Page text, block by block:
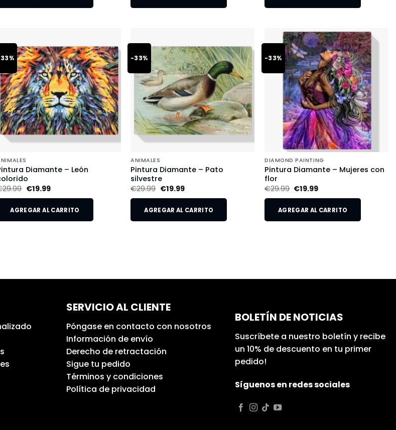
Diamante – León
29.99 €19.99
AGREGAR AL CARRITO
-33%
ANIMALES
Pintura Diamante – Pato
silvestre
€29.99 €19.99
AGREGAR AL CARRITO
-33%
DIAMOND PAINTING
Pintura Diamante – Mujeres con
flor
€29.99 €19.99
AGREGAR AL CARRITO
SERVICIO AL CLIENTE
Póngase en contacto con nosotros
Información de envío
Derecho de retractación
Sigue tu pedido
Términos y condiciones
Política de privacidad
BOLETÍN DE NOTICIAS
Suscríbete a nuestro boletín y recibe
un 10% de descuento en tu primer
pedido!
Síguenos en redes sociales